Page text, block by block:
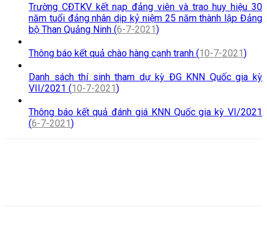
Trường CĐTKV kết nạp đảng viên và trao huy hiệu 30
năm tuổi đảng nhân dịp kỷ niệm 25 năm thành lập Đảng
bộ Than Quảng Ninh (6-7-2021)
Thông báo kết quả chào hàng cạnh tranh (10-7-2021)
Danh sách thí sinh tham dự kỳ ĐG KNN Quốc gia kỳ
VII/2021 (10-7-2021)
Thông báo kết quả đánh giá KNN Quốc gia kỳ VI/2021
(6-7-2021)